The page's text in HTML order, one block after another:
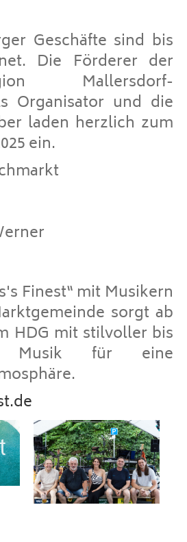
Geschäfte sind bis
Die Förderer der
Mallersdorf-
Organisator und die
laden herzlich zum
ein.
Finest“ mit Musikern
sorgt ab
HDG mit stilvoller bis
Musik für eine